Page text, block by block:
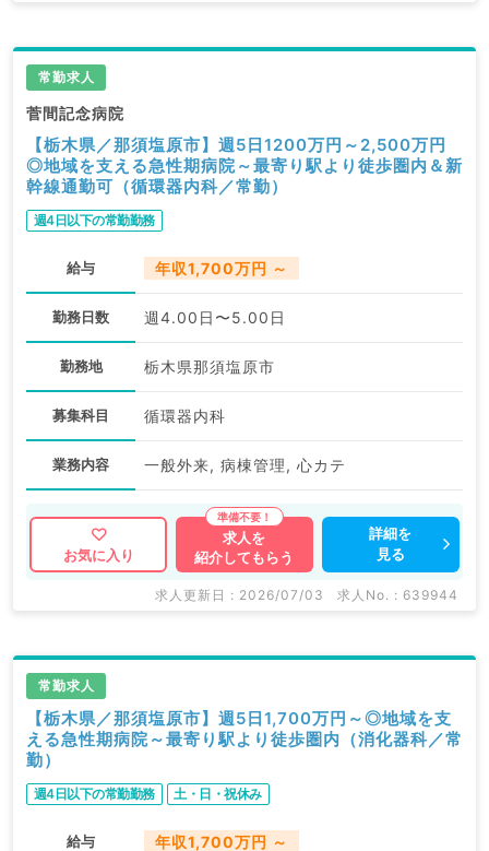
常勤求人
菅間記念病院
【栃木県／那須塩原市】週5日1200万円～2,500万円
◎地域を支える急性期病院～最寄り駅より徒歩圏内＆新
幹線通勤可（循環器内科／常勤）
週4日以下の常勤勤務
給与 年収1,700万円 ～
勤務日数 週4.00日〜5.00日
勤務地 栃木県那須塩原市
募集科目 循環器内科
業務内容 一般外来, 病棟管理, 心カテ
お気に入り
求人を
紹介してもらう
詳細を
見る
求人更新日 : 2026/07/03 求人No. : 639944
常勤求人
【栃木県／那須塩原市】週5日1,700万円～◎地域を支
える急性期病院～最寄り駅より徒歩圏内（消化器科／常
勤）
週4日以下の常勤勤務 土・日・祝休み
給与 年収1,700万円 ～